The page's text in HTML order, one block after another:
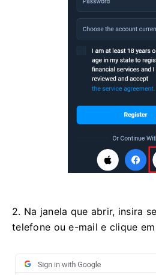
2. Na janela que abrir, insira
telefone ou e-mail e clique